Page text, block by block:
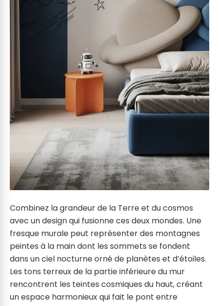
Combinez la grandeur de la Terre et du cosmos
avec un design qui fusionne ces deux mondes. Une
fresque murale peut représenter des montagnes
peintes à la main dont les sommets se fondent
dans un ciel nocturne orné de planètes et d’étoiles.
Les tons terreux de la partie inférieure du mur
rencontrent les teintes cosmiques du haut, créant
un espace harmonieux qui fait le pont entre